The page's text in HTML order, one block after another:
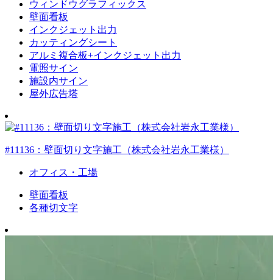
ウィンドウグラフィックス
壁面看板
インクジェット出力
カッティングシート
アルミ複合板+インクジェット出力
電照サイン
施設内サイン
屋外広告塔
#11136：壁面切り文字施工（株式会社岩永工業様）
オフィス・工場
壁面看板
各種切文字